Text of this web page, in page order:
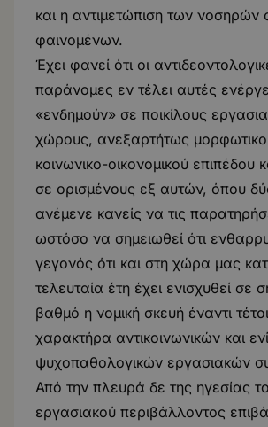
και η αντιμετώπιση των νοσηρών
φαινομένων.
Έχει φανεί ότι οι
παράνομες εν τέλει αυτές
«ενδημούν» σε ποικίλους
χώρους, ανεξαρτήτως
κοινωνικο-οικονομικού επιπέδου
σε ορισμένους εξ αυτών, όπου
ανέμενε κανείς να τις
ωστόσο να σημειωθεί ότι
γεγονός ότι και στη χώρα μας
τελευταία έτη έχει ενισχυθεί σε
βαθμό η νομική σκευή έναντι
χαρακτήρα αντικοινωνικών και
ψυχοπαθολογικών εργασιακών
Από την πλευρά δε της ηγεσίας
εργασιακού περιβάλλοντος